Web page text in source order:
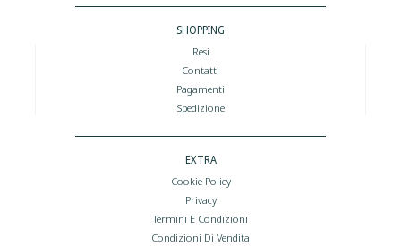
SHOPPING
Resi
Contatti
Pagamenti
Spedizione
EXTRA
Cookie Policy
Privacy
Termini E Condizioni
Condizioni Di Vendita